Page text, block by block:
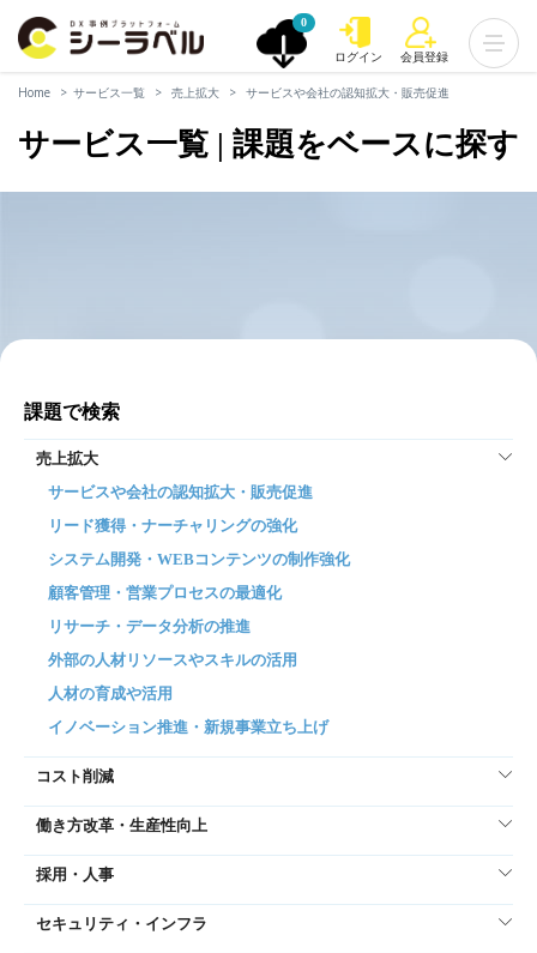
0
ログイン 会員登録
Home サービス一覧 売上拡大 サービスや会社の認知拡大・販売促進
サービス一覧 | 課題をベースに探す
課題で検索
売上拡大
サービスや会社の認知拡大・販売促進
リード獲得・ナーチャリングの強化
システム開発・WEBコンテンツの制作強化
顧客管理・営業プロセスの最適化
リサーチ・データ分析の推進
外部の人材リソースやスキルの活用
人材の育成や活用
イノベーション推進・新規事業立ち上げ
コスト削減
働き方改革・生産性向上
採用・人事
セキュリティ・インフラ